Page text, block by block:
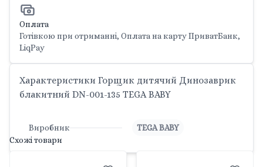
Оплата
Готівкою при отриманні, Оплата на карту ПриватБанк,
LiqPay
Характеристики Горщик дитячий Динозаврик
блакитний DN-001-135 TEGA BABY
Виробник
TEGA BABY
Схожі товари